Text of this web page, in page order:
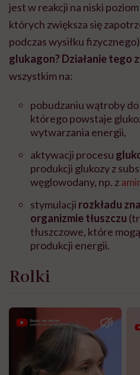
jest w reakcji na niski poziom
których zwiększa się
podczas wysiłku
glukagon? Działanie tego
wszystkim na:
pobudzaniu wątroby do
którego powstaje
wytwarzania energii,
aktywacji procesu
produkcji glukozy z
węglowodany, np. z
stymulacji rozkładu
organizmie tłuszczu
tłuszczowe, które
produkcji energii.
Rolki